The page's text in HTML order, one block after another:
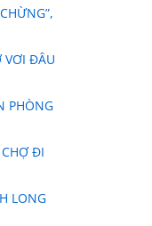
VƠI ĐÂU
PHÒNG
ĐI
LONG